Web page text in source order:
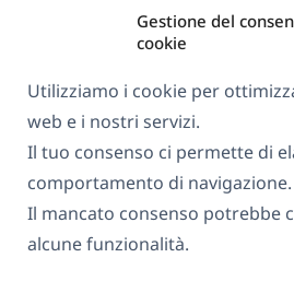
Gestione del
cookie
Utilizziamo i cookie per
web e i nostri servizi.
Il tuo consenso ci permette di
comportamento di navigazione.
Il mancato consenso potrebbe
alcune funzionalità.
GDPR e Informativa
Unisciti al